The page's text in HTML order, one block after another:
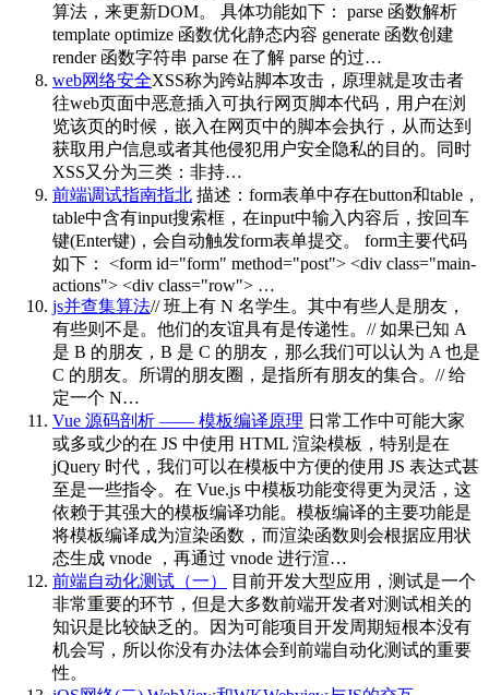
算法，来更新DOM。 具体功能如下： parse 函数解析
template optimize 函数优化静态内容 generate 函数创建
render 函数字符串 parse 在了解 parse 的过…
web网络安全XSS称为跨站脚本攻击，原理就是攻击者
往web页面中恶意插入可执行网页脚本代码，用户在浏
览该页的时候，嵌入在网页中的脚本会执行，从而达到
获取用户信息或者其他侵犯用户安全隐私的目的。同时
XSS又分为三类：非持…
前端调试指南指北 描述：form表单中存在button和table，
table中含有input搜索框，在input中输入内容后，按回车
键(Enter键)，会自动触发form表单提交。 form主要代码
如下： <form id="form" method="post"> <div class="main-
actions"> <div class="row"> …
js并查集算法// 班上有 N 名学生。其中有些人是朋友，
有些则不是。他们的友谊具有是传递性。// 如果已知 A
是 B 的朋友，B 是 C 的朋友，那么我们可以认为 A 也是
C 的朋友。所谓的朋友圈，是指所有朋友的集合。// 给
定一个 N…
Vue 源码剖析 —— 模板编译原理 日常工作中可能大家
或多或少的在 JS 中使用 HTML 渲染模板，特别是在
jQuery 时代，我们可以在模板中方便的使用 JS 表达式甚
至是一些指令。在 Vue.js 中模板功能变得更为灵活，这
依赖于其强大的模板编译功能。模板编译的主要功能是
将模板编译成为渲染函数，而渲染函数则会根据应用状
态生成 vnode ，再通过 vnode 进行渲…
前端自动化测试（一）
目前开发大型应用，测试是一个
非常重要的环节，但是大多数前端开发者对测试相关的
知识是比较缺乏的。因为可能项目开发周期短根本没有
机会写，所以你没有办法体会到前端自动化测试的重要
性。